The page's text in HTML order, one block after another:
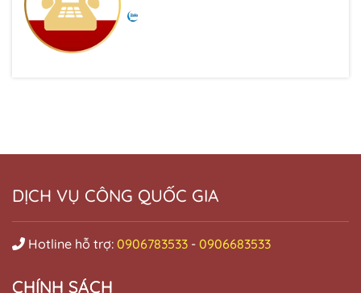
DỊCH VỤ CÔNG QUỐC GIA
Hotline hỗ trợ: 0906783533 - 0906683533
CHÍNH SÁCH